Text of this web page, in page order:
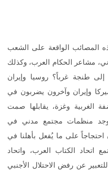
المصائب الواقعة على الشعب
مشاعر الحكام العرب، وكذلك
طنجة غرباً؟ روسيا وإيران
وإيران وآخرون يضربون في
الغربية وغزة، يقابلها صمت
منظمات مجتمع مدني في
احتجاجاً على ما يُفعل بأهلنا في
اتحاد الكتاب العرب، واتحاد
عن رفض الاحتلال الأجنبي